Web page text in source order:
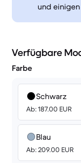
und
Verfügbare
Farbe
Schwarz
Ab: 187.00 EUR
Blau
Ab: 209.00 EUR